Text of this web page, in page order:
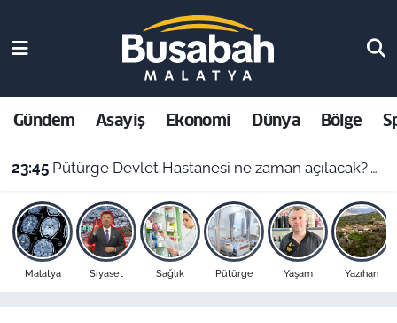
Gündem Asayiş Ekonomi Dünya Bölge
23:45 Pütürge Devlet Hastanesi ne zaman açılacak? Vali Yavuz açıkladı
Malatya Siyaset Sağlık Pütürge Yaşam Yazıhan
Asayiş
Ekonomi
Dünya
Bölge
Malatya Nöbetçi Eczaneler
Malatya Hava Durumu
Malatya Namaz Vakitleri
Malatya Trafik Yoğunluk Haritası
Süper Lig Puan Durumu ve Fikstür